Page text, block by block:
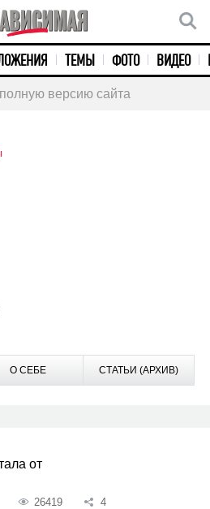
ТЕМЫ ФОТО ВИДЕО
версию сайта
О СЕБЕ СТАТЬИ (АРХИВ)
от
26419 4